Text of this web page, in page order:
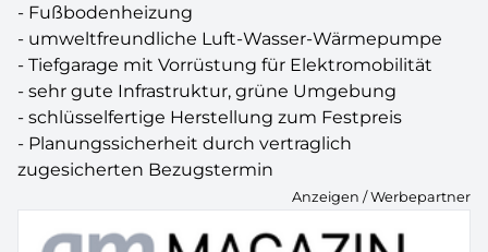
- Fußbodenheizung
- umweltfreundliche Luft-Wasser-Wärmepumpe
- Tiefgarage mit Vorrüstung für Elektromobilität
- sehr gute Infrastruktur, grüne Umgebung
- schlüsselfertige Herstellung zum Festpreis
- Planungssicherheit durch vertraglich
zugesicherten Bezugstermin
Anzeigen / Werbepartner